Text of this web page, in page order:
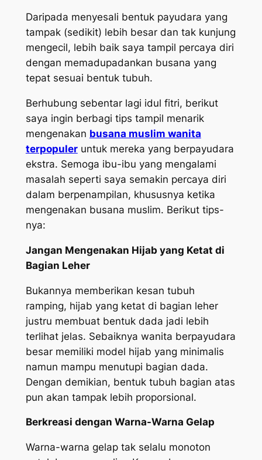
Daripada menyesali bentuk payudara yang
tampak (sedikit) lebih besar dan tak kunjung
mengecil, lebih baik saya tampil percaya diri
dengan memadupadankan busana yang
tepat sesuai bentuk tubuh.
Berhubung sebentar lagi idul fitri, berikut
saya ingin berbagi tips tampil menarik
mengenakan busana muslim wanita
terpopuleruntuk mereka yang berpayudara
ekstra. Semoga ibu-ibu yang mengalami
masalah seperti saya semakin percaya diri
dalam berpenampilan, khususnya ketika
mengenakan busana muslim. Berikut tips-
nya:
Jangan Mengenakan Hijab yang Ketat di
Bagian Leher
Bukannya memberikan kesan tubuh
ramping, hijab yang ketat di bagian leher
justru membuat bentuk dada jadi lebih
terlihat jelas. Sebaiknya wanita berpayudara
besar memiliki model hijab yang minimalis
namun mampu menutupi bagian dada.
Dengan demikian, bentuk tubuh bagian atas
pun akan tampak lebih proporsional.
Berkreasi dengan Warna-Warna Gelap
Warna-warna gelap tak selalu monoton